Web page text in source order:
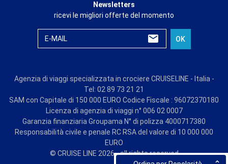
Newsletters
ricevi le migliori offerte del momento
E-MAIL OK
Agenzia di viaggi specializzata in crociere CRUISELINE - Italia -
Tel: 02 89 73 21 21
SAM con Capitale di 150 000 EURO Codice Fiscale : 96072370180
Licenza di agenzia di viaggi n° 006 02 0007
Garanzia finanziaria Groupama N° di polizza 4000717380
Responsabilità civile e penale RC RSA del valore di 10 000 000
EURO
© CRUISE LINE 2026 - all rights reserved